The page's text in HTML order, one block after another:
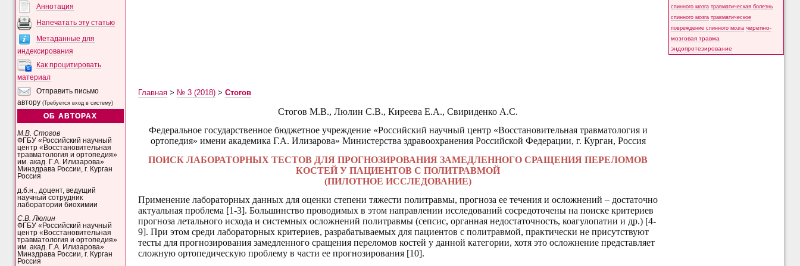
Аннотация
Напечатать эту статью
Метаданные для
индексирования
Как процитировать
материал
Отправить письмо
автору(Требуется вход в систему)
ОБ АВТОРАХ
М.В. Стогов
ФГБУ «Российский научный
центр «Восстановительная
травматология и ортопедия»
им. акад. Г.А. Илизарова»
Минздрава России, г. Курган
Россия
д.б.н., доцент, ведущий
научный сотрудник
лаборатории биохимии
С.В. Люлин
ФГБУ «Российский научный
центр «Восстановительная
травматология и ортопедия»
им. акад. Г.А. Илизарова»
Минздрава России, г. Курган
Россия
спинного мозга травматическая болезнь
спинного мозга травматическое
повреждение спинного мозга черепно-
мозговая травма
эндопротезирование
Главная> № 3 (2018)> Стогов
Стогов М.В., Люлин С.В., Киреева Е.А., Свириденко А.С.
Федеральное государственное бюджетное учреждение «Российский научный центр «Восстановительная травматология и
ортопедия» имени академика Г.А. Илизарова» Министерства здравоохранения Российской Федерации, г. Курган, Россия
ПОИСК ЛАБОРАТОРНЫХ ТЕСТОВ ДЛЯ ПРОГНОЗИРОВАНИЯ ЗАМЕДЛЕННОГО СРАЩЕНИЯ ПЕРЕЛОМОВ
КОСТЕЙ У ПАЦИЕНТОВ С ПОЛИТРАВМОЙ
(ПИЛОТНОЕ ИССЛЕДОВАНИЕ)
Применение лабораторных данных для оценки степени тяжести политравмы, прогноза ее течения и осложнений – достаточно
актуальная проблема [1-3]. Большинство проводимых в этом направлении исследований сосредоточены на поиске критериев
прогноза летального исхода и системных осложнений политравмы (сепсис, органная недостаточность, коагулопатии и др.) [4-
9]. При этом среди лабораторных критериев, разрабатываемых для пациентов с политравмой, практически не присутствуют
тесты для прогнозирования замедленного сращения переломов костей у данной категории, хотя это осложнение представляет
сложную ортопедическую проблему в части ее прогнозирования [10].